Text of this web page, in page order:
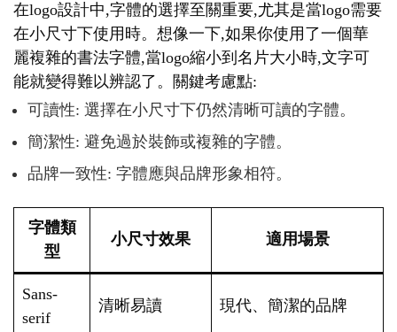
在logo設計中,字體的選擇至關重要,尤其是當logo需要
在小尺寸下使用時。想像一下,如果你使用了一個華
麗複雜的書法字體,當logo縮小到名片大小時,文字可
能就變得難以辨認了。關鍵考慮點:
可讀性: 選擇在小尺寸下仍然清晰可讀的字體。
簡潔性: 避免過於裝飾或複雜的字體。
品牌一致性: 字體應與品牌形象相符。
字體類
型
小尺寸效果 適用場景
Sans-
serif
清晰易讀 現代、簡潔的品牌